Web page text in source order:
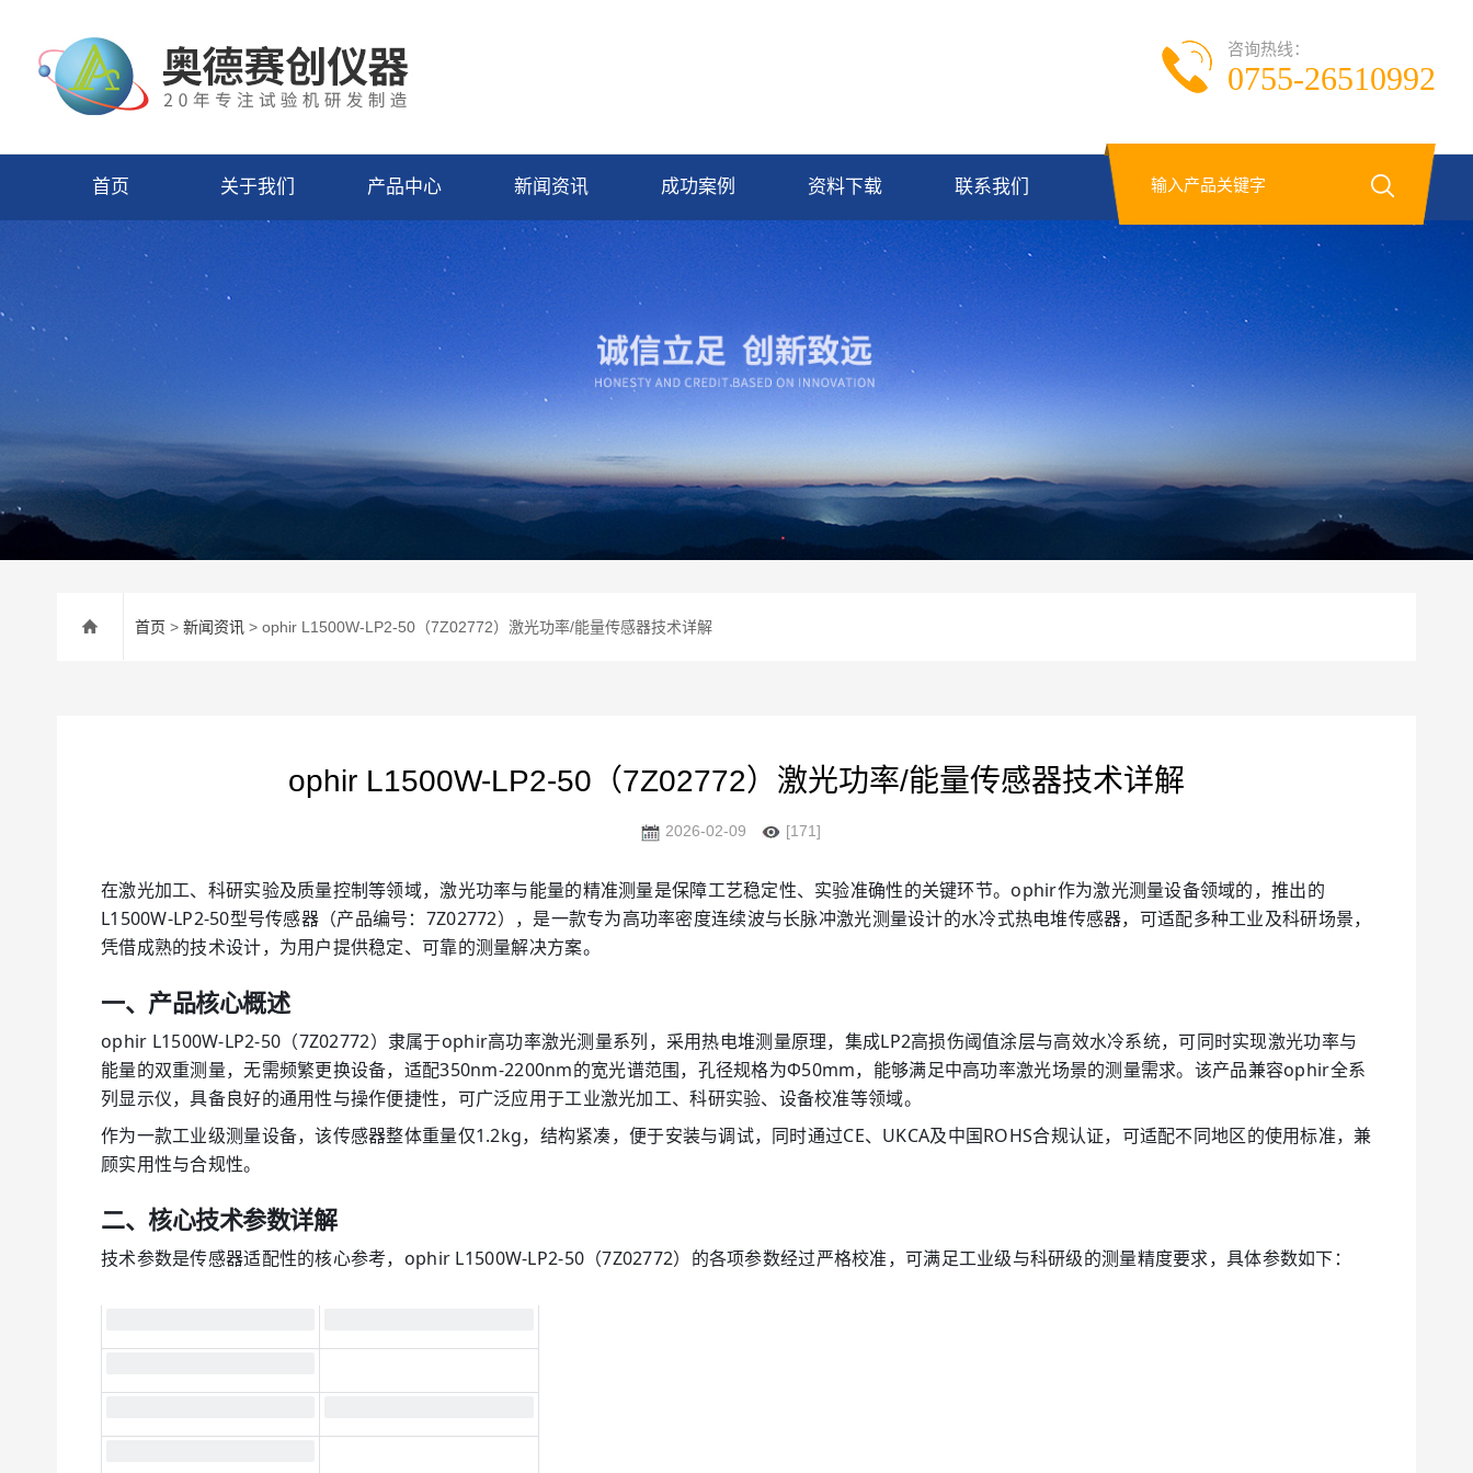
咨询热线：
0755-26510992
首页 关于我们 产品中心 新闻资讯 成功案例 资料下载 联系我们
首页 > 新闻资讯 > ophir L1500W-LP2-50（7Z02772）激光功率/能量传感器技术详解
ophir L1500W-LP2-50（7Z02772）激光功率/能量传感器技术详解
2026-02-09 [171]
在激光加工、科研实验及质量控制等领域，激光功率与能量的精准测量是保障工艺稳定性、实验准确性的关键环节。ophir作为激光测量设备领域的，推出的
L1500W-LP2-50型号传感器（产品编号：7Z02772），是一款专为高功率密度连续波与长脉冲激光测量设计的水冷式热电堆传感器，可适配多种工业及科研场景，
凭借成熟的技术设计，为用户提供稳定、可靠的测量解决方案。
一、产品核心概述
ophir L1500W-LP2-50（7Z02772）隶属于ophir高功率激光测量系列，采用热电堆测量原理，集成LP2高损伤阈值涂层与高效水冷系统，可同时实现激光功率与
能量的双重测量，无需频繁更换设备，适配350nm-2200nm的宽光谱范围，孔径规格为Φ50mm，能够满足中高功率激光场景的测量需求。该产品兼容ophir全系
列显示仪，具备良好的通用性与操作便捷性，可广泛应用于工业激光加工、科研实验、设备校准等领域。
作为一款工业级测量设备，该传感器整体重量仅1.2kg，结构紧凑，便于安装与调试，同时通过CE、UKCA及中国ROHS合规认证，可适配不同地区的使用标准，兼
顾实用性与合规性。
二、核心技术参数详解
技术参数是传感器适配性的核心参考，ophir L1500W-LP2-50（7Z02772）的各项参数经过严格校准，可满足工业级与科研级的测量精度要求，具体参数如下：